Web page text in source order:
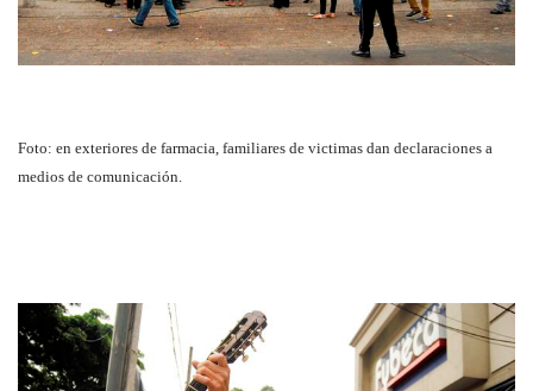
Foto: en exteriores de farmacia, familiares de victimas dan declaraciones a
medios de comunicación.